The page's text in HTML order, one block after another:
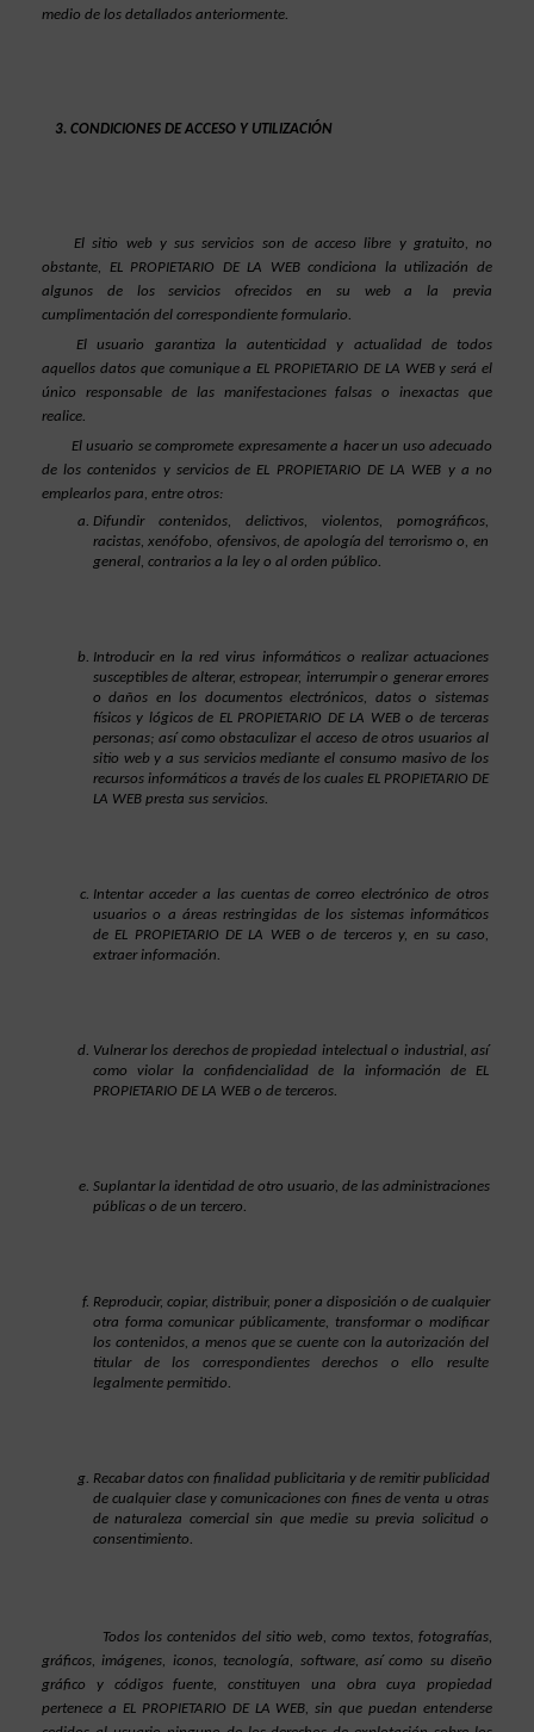
medio de los detallados anteriormente.
CONDICIONES DE ACCESO Y UTILIZACIÓN
El sitio web y sus servicios son de acceso libre y gratuito, no
obstante, EL PROPIETARIO DE LA WEB condiciona la utilización de
algunos de los servicios ofrecidos en su web a la previa
cumplimentación del correspondiente formulario.
El usuario garantiza la autenticidad y actualidad de todos
aquellos datos que comunique a EL PROPIETARIO DE LA WEB y será el
único responsable de las manifestaciones falsas o inexactas que
realice.
El usuario se compromete expresamente a hacer un uso adecuado
de los contenidos y servicios de EL PROPIETARIO DE LA WEB y a no
emplearlos para, entre otros:
Difundir contenidos, delictivos, violentos, pornográficos,
racistas, xenófobo, ofensivos, de apología del terrorismo o, en
general, contrarios a la ley o al orden público.
Introducir en la red virus informáticos o realizar actuaciones
susceptibles de alterar, estropear, interrumpir o generar errores
o daños en los documentos electrónicos, datos o sistemas
físicos y lógicos de EL PROPIETARIO DE LA WEB o de terceras
personas; así como obstaculizar el acceso de otros usuarios al
sitio web y a sus servicios mediante el consumo masivo de los
recursos informáticos a través de los cuales EL PROPIETARIO DE
LA WEB presta sus servicios.
Intentar acceder a las cuentas de correo electrónico de otros
usuarios o a áreas restringidas de los sistemas informáticos
de EL PROPIETARIO DE LA WEB o de terceros y, en su caso,
extraer información.
Vulnerar los derechos de propiedad intelectual o industrial, así
como violar la confidencialidad de la información de EL
PROPIETARIO DE LA WEB o de terceros.
Suplantar la identidad de otro usuario, de las administraciones
públicas o de un tercero.
Reproducir, copiar, distribuir, poner a disposición o de cualquier
otra forma comunicar públicamente, transformar o modificar
los contenidos, a menos que se cuente con la autorización del
titular de los correspondientes derechos o ello resulte
legalmente permitido.
Recabar datos con finalidad publicitaria y de remitir publicidad
de cualquier clase y comunicaciones con fines de venta u otras
de naturaleza comercial sin que medie su previa solicitud o
consentimiento.
Todos los contenidos del sitio web, como textos, fotografías,
gráficos, imágenes, iconos, tecnología, software, así como su diseño
gráfico y códigos fuente, constituyen una obra cuya propiedad
pertenece a EL PROPIETARIO DE LA WEB, sin que puedan entenderse